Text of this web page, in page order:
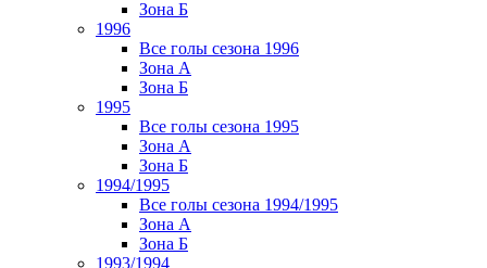
Зона Б
1996
Все голы сезона 1996
Зона А
Зона Б
1995
Все голы сезона 1995
Зона А
Зона Б
1994/1995
Все голы сезона 1994/1995
Зона А
Зона Б
1993/1994